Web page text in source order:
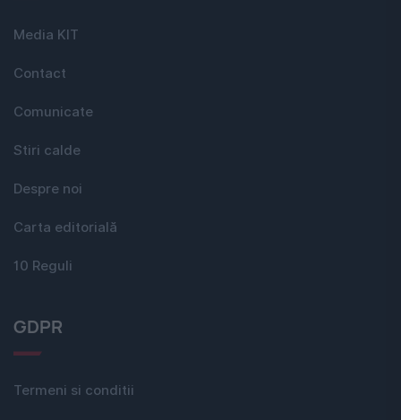
Media KIT
Contact
Comunicate
Stiri calde
Despre noi
Carta editorială
10 Reguli
GDPR
Termeni si conditii